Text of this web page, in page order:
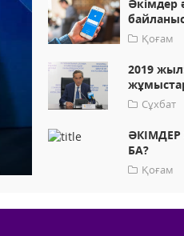
Әкімдер
Қоғам
2019
Сұхбат
БА?
Қоғам